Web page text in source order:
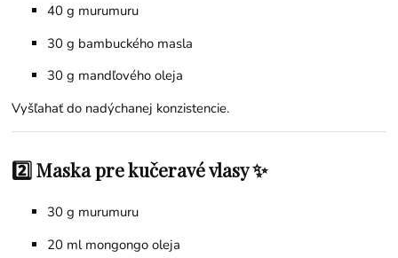
40 g murumuru
30 g bambuckého masla
30 g mandľového oleja
Vyšľahať do nadýchanej konzistencie.
2️⃣ Maska pre kučeravé vlasy ✨
30 g murumuru
20 ml mongongo oleja